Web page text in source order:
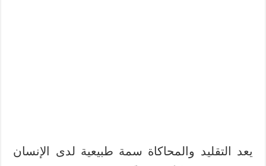
يعد التقليد والمحاكاة سمة طبيعية لدى الإنسان